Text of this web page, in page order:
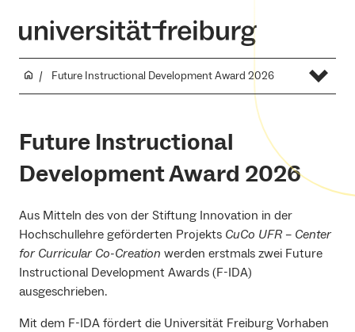
Future Instructional Development Award 2026
Future Instructional
Development Award 2026
Aus Mitteln des von der Stiftung Innovation in der
Hochschullehre geförderten Projekts CuCo UFR– Center
for Curricular Co-Creation werden erstmals zwei Future
Instructional Development Awards (F-IDA)
ausgeschrieben.
Mit dem F-IDA fördert die Universität Freiburg Vorhaben